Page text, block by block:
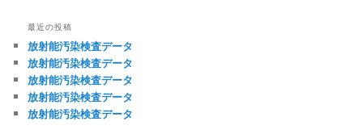
シ
ョ
ン
最近の投稿
放射能汚染検査データ
放射能汚染検査データ
放射能汚染検査データ
放射能汚染検査データ
放射能汚染検査データ